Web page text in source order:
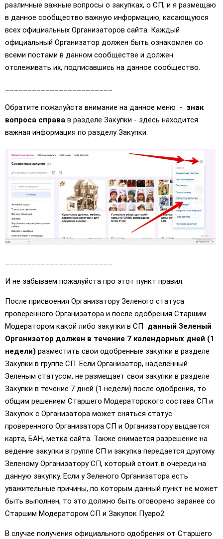
различные важные вопросы о закупках, о СП, и я размещаю
в данное сообщество важную информацию, касающуюся
всех официальных Организаторов сайта. Каждый
официальный Организатор должен быть ознакомлен со
всеми постами в данном сообществе и должен
отслеживать их, подписавшись на данное сообщество.
Обратите пожалуйста внимание на данное меню - знак
вопроса справа в разделе Закупки - здесь находится
важная информация по разделу Закупки.
И не забываем пожалуйста про этот пункт правил:
После присвоения Организатору Зеленого статуса
проверенного Организатора и после одобрения Старшим
Модератором какой либо закупки в СП данный Зеленый
Организатор должен в течение 7 календарных дней (1
недели) разместить свои одобренные закупки в разделе
Закупки в группе СП. Если Организатор, наделенный
Зеленым статусом, не размещает свои закупки в разделе
Закупки в течение 7 дней (1 недели) после одобрения, то
общим решением Старшего Модераторского состава СП и
Закупок с Организатора может сняться статус
проверенного Организатора СП и Организатору выдается
карта, БАН, метка сайта. Также снимается разрешение на
ведение закупки в группе СП и закупка передается другому
Зеленому Организатору СП, который стоит в очереди на
данную закупку. Если у Зеленого Организатора есть
уважительные причины, по которым данный пункт не может
быть выполнен, то это должно быть оговорено заранее со
Старшим Модератором СП и Закупок Пуаро2.
В случае получения официального одобрения от Старшего